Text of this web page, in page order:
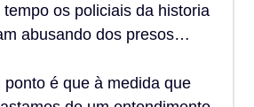
tempo os policiais da historia
abusando dos presos…
ponto é que à medida que